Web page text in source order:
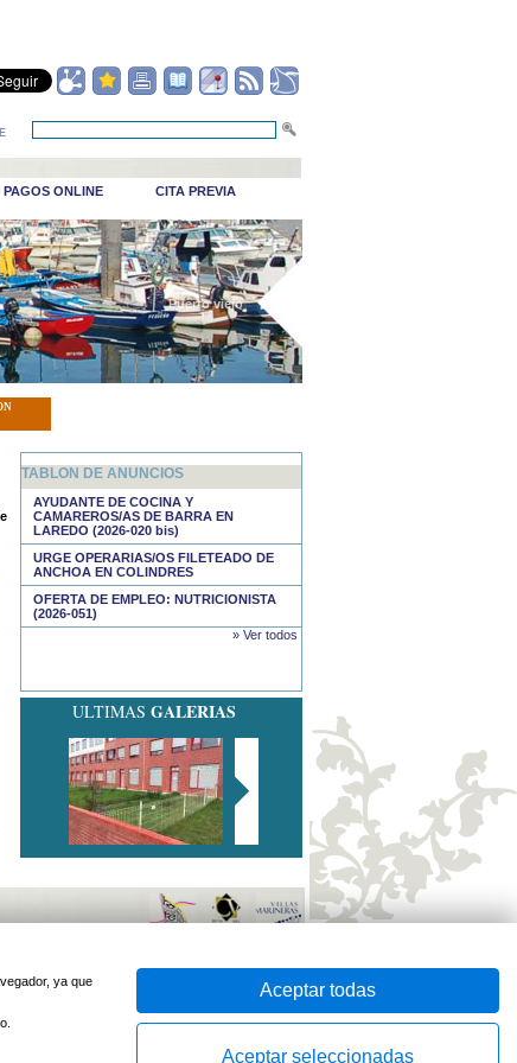
PAGOS ONLINE CITA PREVIA
_Puerto viejo
TABLON DE ANUNCIOS
AYUDANTE DE COCINA Y
CAMAREROS/AS DE BARRA EN
LAREDO (2026-020 bis)
URGE OPERARIAS/OS FILETEADO DE
ANCHOA EN COLINDRES
OFERTA DE EMPLEO: NUTRICIONISTA
(2026-051)
» Ver todos
ULTIMASGALERIAS
Desarrollado por
ya que
Aceptar todas
Aceptar seleccionadas